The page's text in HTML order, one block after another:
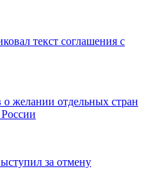
текст соглашения с
желании отдельных стран
за отмену